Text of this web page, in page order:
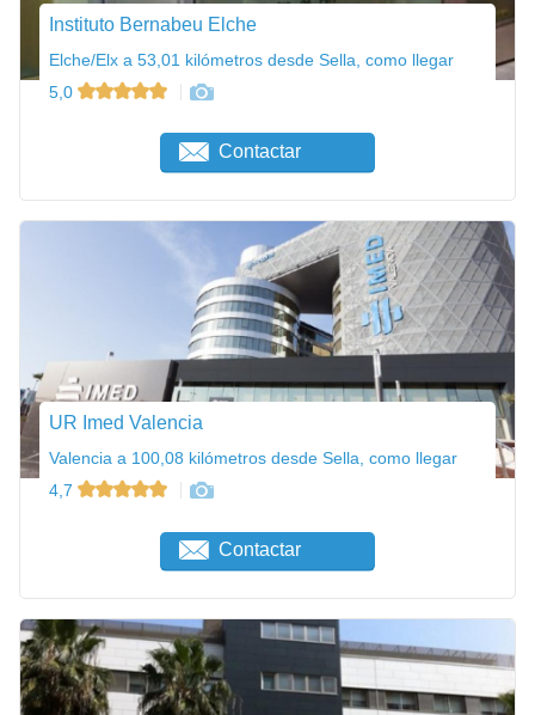
Instituto Bernabeu Elche
Elche/Elx a 53,01 kilómetros desde Sella, como llegar
5,0
Contactar
UR Imed Valencia
Valencia a 100,08 kilómetros desde Sella, como llegar
4,7
Contactar